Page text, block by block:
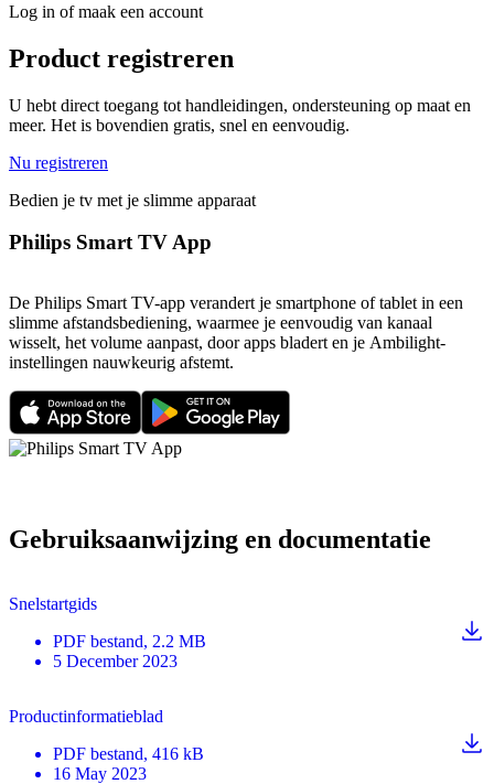
Log in of maak een account
Product registreren
U hebt direct toegang tot handleidingen, ondersteuning op maat en
meer. Het is bovendien gratis, snel en eenvoudig.
Nu registreren
Bedien je tv met je slimme apparaat
Philips Smart TV App
De Philips Smart TV-app verandert je smartphone of tablet in een
slimme afstandsbediening, waarmee je eenvoudig van kanaal
wisselt, het volume aanpast, door apps bladert en je Ambilight-
instellingen nauwkeurig afstemt.
Gebruiksaanwijzing en documentatie
Snelstartgids
PDF bestand, 2.2 MB
5 December 2023
Productinformatieblad
PDF bestand, 416 kB
16 May 2023